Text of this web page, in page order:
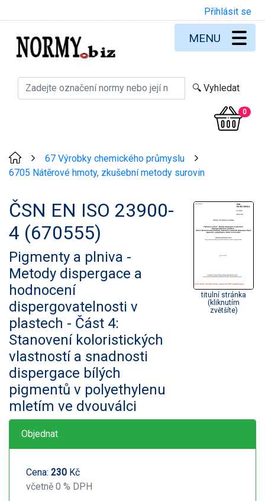
Přihlásit se
0
MENU
67 Výrobky chemického průmyslu
6705 Nátěrové hmoty, zkušební metody surovin
ČSN EN ISO 23900-
4 (670555)
Pigmenty a plniva -
Metody dispergace a
hodnocení
dispergovatelnosti v
plastech - Část 4:
Stanovení koloristických
vlastností a snadnosti
dispergace bílých
pigmentů v polyethylenu
mletím ve dvouválci
titulní stránka
(kliknutím
zvětšíte)
Objednat
Cena: 230 Kč
včetně 0 % DPH